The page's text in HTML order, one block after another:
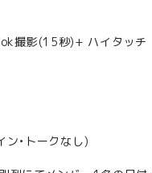
撮影(15秒)+ ハイタッチ
・トークなし)